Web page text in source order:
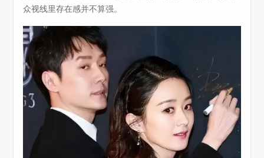
众视线里存在感并不算强。